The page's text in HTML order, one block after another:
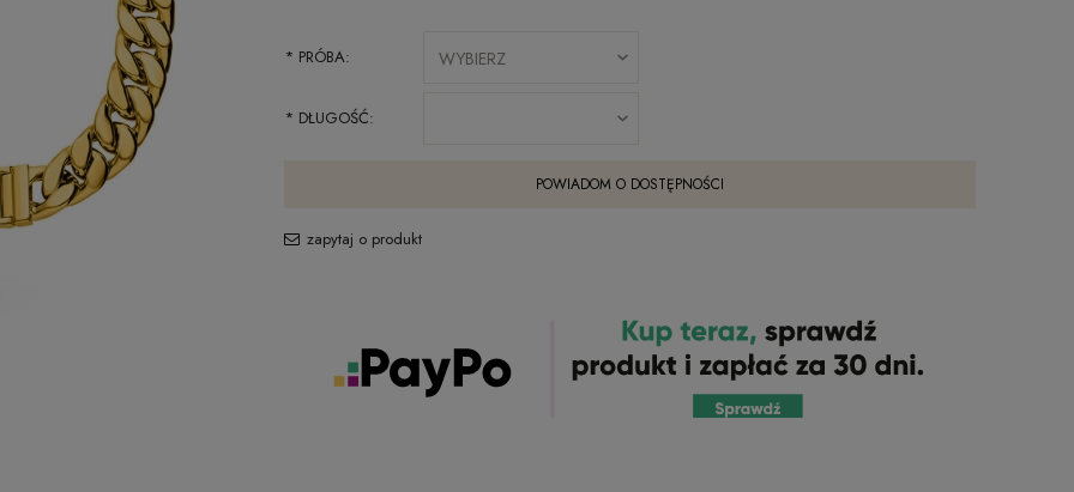
* PRÓBA:
* DŁUGOŚĆ:
POWIADOM O DOSTĘPNOŚCI
zapytaj o produkt